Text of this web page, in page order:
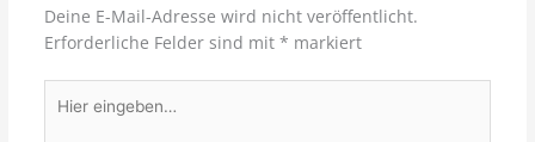
Deine E-Mail-Adresse wird nicht veröffentlicht.
Erforderliche Felder sind mit * markiert
eingeben…